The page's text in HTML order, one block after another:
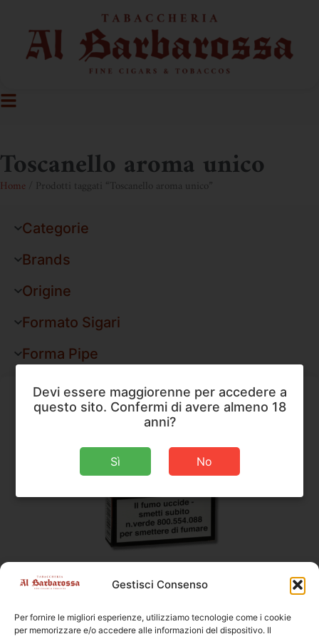
Gestisci Consenso
Per fornire le migliori esperienze, utilizziamo tecnologie come i cookie
per memorizzare e/o accedere alle informazioni del dispositivo. Il
Toscanello aroma unico
Home / Prodotti taggati “Toscanello aroma unico”
Categorie
Brands
Origine
Formato Sigari
Forma Pipe
Sigari ,
Toscano Toscanello Speciale
Dimensioni
77 × 13 mm
Devi essere maggiorenne per accedere a
questo sito. Confermi di avere almeno 18
anni?
Sì No